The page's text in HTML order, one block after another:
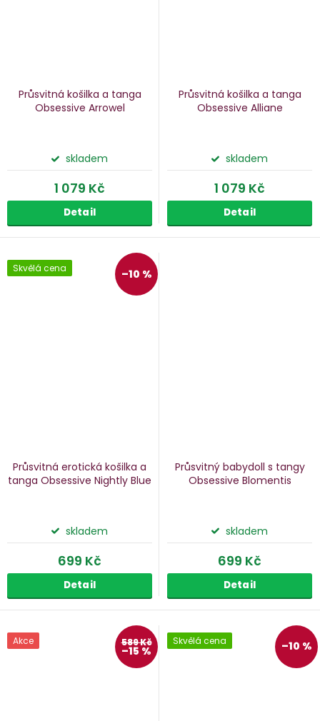
Průsvitná košilka a tanga
Obsessive Arrowel
skladem
1 079 Kč
Detail
Průsvitná košilka a tanga
Obsessive Alliane
skladem
1 079 Kč
Detail
Skvělá cena –10 %
Průsvitná erotická košilka a
tanga Obsessive Nightly Blue
skladem
699 Kč
Detail
Průsvitný babydoll s tangy
Obsessive Blomentis
skladem
699 Kč
Detail
Akce 589 Kč
–15 %
Skvělá cena –10 %